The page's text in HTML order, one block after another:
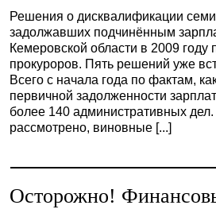
Решения о дисквалификации
задолжавших подчинённым
Кемеровской области в 2009 году
прокуроров. Пять решений уже
Всего с начала года по фактам,
первичной задолженности
более 140 административных
рассмотрено, виновные [...]
Осторожно!